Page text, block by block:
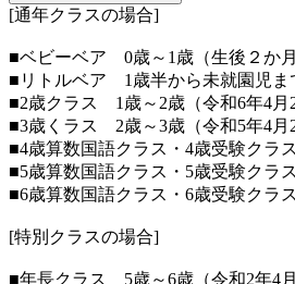
[通年クラスの場合]
■ベビーベア 0歳～1歳（生後２か月
■リトルベア 1歳半から未就園児ま
■2歳クラス 1歳～2歳（令和6年4月
■3歳くラス 2歳～3歳（令和5年4月
■4歳算数国語クラス・4歳受験クラ
■5歳算数国語クラス・5歳受験クラ
■6歳算数国語クラス・6歳受験クラ
[特別クラスの場合]
■年長クラス 5歳～6歳（令和2年4